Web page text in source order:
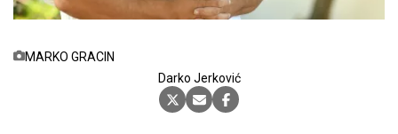
MARKO GRACIN
Darko Jerković